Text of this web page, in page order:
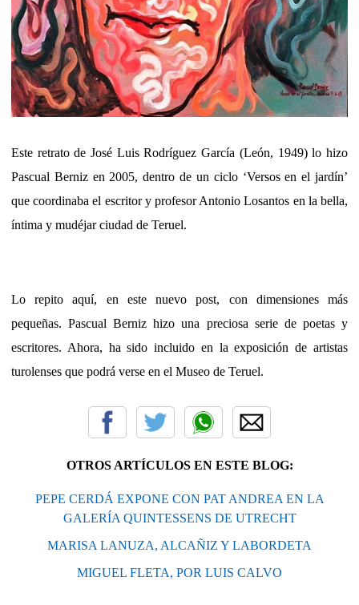
Este retrato de José Luis Rodríguez García (León, 1949) lo hizo
Pascual Berniz en 2005, dentro de un ciclo ‘Versos en el jardín’
que coordinaba el escritor y profesor Antonio Losantos en la bella,
íntima y mudéjar ciudad de Teruel.
Lo repito aquí, en este nuevo post, con dimensiones más
pequeñas. Pascual Berniz hizo una preciosa serie de poetas y
escritores. Ahora, ha sido incluido en la exposición de artistas
turolenses que podrá verse en el Museo de Teruel.
OTROS ARTÍCULOS EN ESTE BLOG:
PEPE CERDÁ EXPONE CON PAT ANDREA EN LA
GALERÍA QUINTESSENS DE UTRECHT
MARISA LANUZA, ALCAÑIZ Y LABORDETA
MIGUEL FLETA, POR LUIS CALVO